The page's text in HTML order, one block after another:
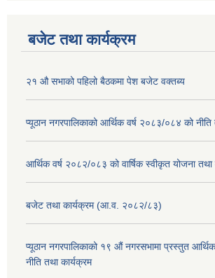
बजेट तथा कार्यक्रम
२१ औ सभाको पहिलो बैठकमा पेश बजेट वक्तब्य
प्यूठान नगरपालिकाको आर्थिक वर्ष २०८३/०८४ को नीति
आर्थिक वर्ष २०८२/०८३ को वार्षिक स्वीकृत योजना
बजेट तथा कार्यक्रम (आ.व. २०८२/८३)
प्यूठान नगरपालिकाको १९ औं नगरसभामा प्रस्तुत
नीति तथा कार्यक्रम